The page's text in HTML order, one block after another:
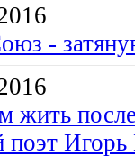
-
жить
поэт Игорь